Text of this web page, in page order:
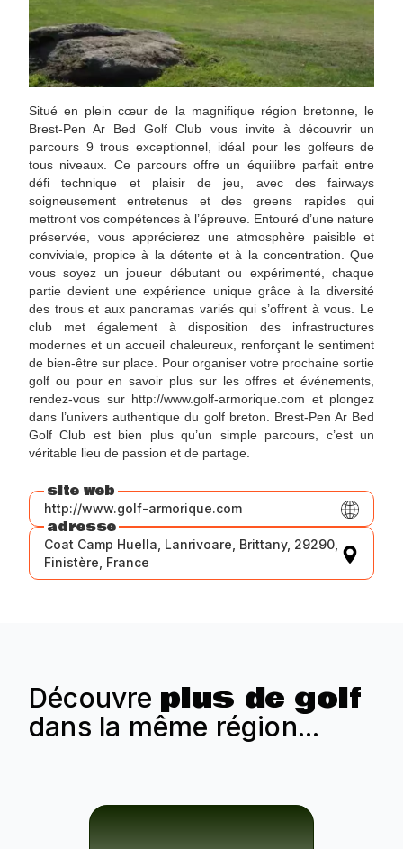
Situé en plein cœur de la magnifique région bretonne, le
Brest-Pen Ar Bed Golf Club vous invite à découvrir un
parcours 9 trous exceptionnel, idéal pour les golfeurs de
tous niveaux. Ce parcours offre un équilibre parfait entre
défi technique et plaisir de jeu, avec des fairways
soigneusement entretenus et des greens rapides qui
mettront vos compétences à l’épreuve. Entouré d’une nature
préservée, vous apprécierez une atmosphère paisible et
conviviale, propice à la détente et à la concentration. Que
vous soyez un joueur débutant ou expérimenté, chaque
partie devient une expérience unique grâce à la diversité
des trous et aux panoramas variés qui s’offrent à vous. Le
club met également à disposition des infrastructures
modernes et un accueil chaleureux, renforçant le sentiment
de bien-être sur place. Pour organiser votre prochaine sortie
golf ou pour en savoir plus sur les offres et événements,
rendez-vous sur http://www.golf-armorique.com et plongez
dans l’univers authentique du golf breton. Brest-Pen Ar Bed
Golf Club est bien plus qu’un simple parcours, c’est un
véritable lieu de passion et de partage.
site web
http://www.golf-armorique.com
adresse
Coat Camp Huella, Lanrivoare, Brittany, 29290,
Finistère, France
Découvre plus de golf
dans la même région...